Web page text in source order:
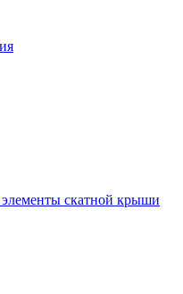
скатной крыши